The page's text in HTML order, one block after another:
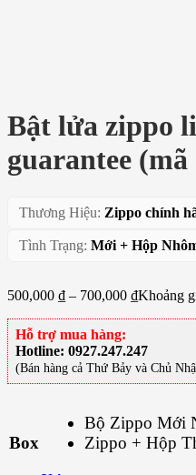
Bật lửa zippo
guarantee (mã
Thương Hiệu: Zippo chính
Tình Trạng: Mới + Hộp
500,000 ₫ – 700,000 ₫Khoảng
Hỗ trợ mua hàng:
Hotline: 0927.247.247
(Bán hàng cả Thứ Bảy và Chủ